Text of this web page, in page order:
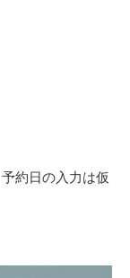
約日の入力は仮